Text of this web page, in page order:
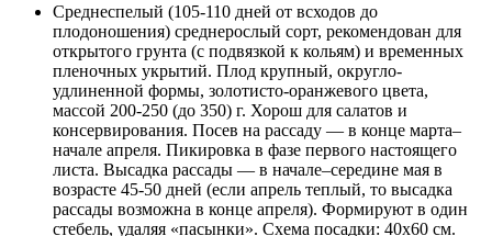
Среднеспелый (105-110 дней от всходов до
плодоношения) среднерослый сорт, рекомендован для
открытого грунта (с подвязкой к кольям) и временных
пленочных укрытий. Плод крупный, округло-
удлиненной формы, золотисто-оранжевого цвета,
массой 200-250 (до 350) г. Хорош для салатов и
консервирования. Посев на рассаду — в конце марта–
начале апреля. Пикировка в фазе первого настоящего
листа. Высадка рассады — в начале–середине мая в
возрасте 45-50 дней (если апрель теплый, то высадка
рассады возможна в конце апреля). Формируют в один
стебель, удаляя «пасынки». Схема посадки: 40х60 см.